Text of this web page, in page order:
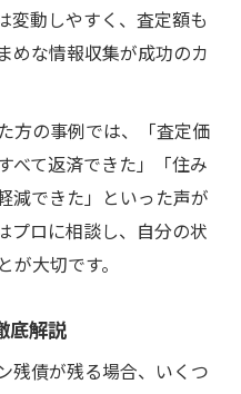
変動しやすく、査定額も
めな情報収集が成功のカ
方の事例では、「査定価
べて返済できた」「住み
減できた」といった声が
プロに相談し、自分の状
大切です。
底解説
残債が残る場合、いくつ